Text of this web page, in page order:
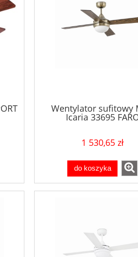
Wentylator sufitowy
Icaria 33695
1 530,65 zł
do koszyka